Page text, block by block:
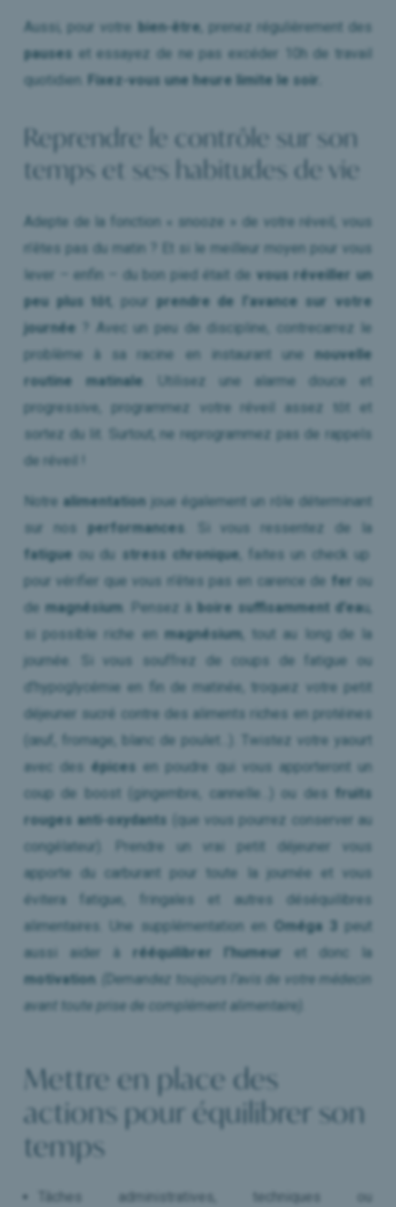
Aussi, pour votre bien-être , prenez régulièrement des
pauses et essayez de ne pas excéder 10h de travail
quotidien.
Fixez-vous une heure limite le soir.
Reprendre le contrôle sur son
temps et ses habitudes de vie
Adepte de la fonction « snooze » de votre réveil, vous
n’êtes pas du matin ? Et si le meilleur moyen pour vous
lever – enfin – du bon pied était de vous réveiller un
peu plus tôt
, pour prendre de l’avance sur votre
journée ? Avec un peu de discipline, contrecarrez le
problème à sa racine en instaurant une nouvelle
routine matinale . Utilisez une alarme douce et
progressive, programmez votre réveil assez tôt et
sortez du lit. Surtout, ne reprogrammez pas de rappels
de réveil !
Notre alimentation joue également un rôle déterminant
sur nos performances . Si vous ressentez de la
fatigue ou du stress chronique , faites un check up
pour vérifier que vous n’êtes pas en carence de fer
ou
de magnésium . Pensez à boire suffisamment d’eau,
si possible riche en magnésium, tout au long de la
journée. Si vous souffrez de coups de fatigue ou
d’hypoglycémie en fin de matinée, troquez votre petit
déjeuner sucré contre des aliments riches en protéines
(œuf, fromage, blanc de poulet…). Twistez votre yaourt
avec des épices en poudre qui vous apporteront un
coup de boost (gingembre, cannelle…) ou des fruits
rouges anti-oxydants (que vous pourrez conserver au
congélateur). Prendre un vrai petit déjeuner vous
apporte du carburant pour toute la journée et vous
évitera fatigue, fringales et autres déséquilibres
alimentaires. Une supplémentation en
Oméga 3
peut
aussi aider à rééquilibrer l’humeur
et donc la
motivation.
(Demandez toujours l’avis de votre médecin
avant toute prise de complément alimentaire).
Mettre en place des
actions pour équilibrer son
temps
Tâches administratives, techniques ou